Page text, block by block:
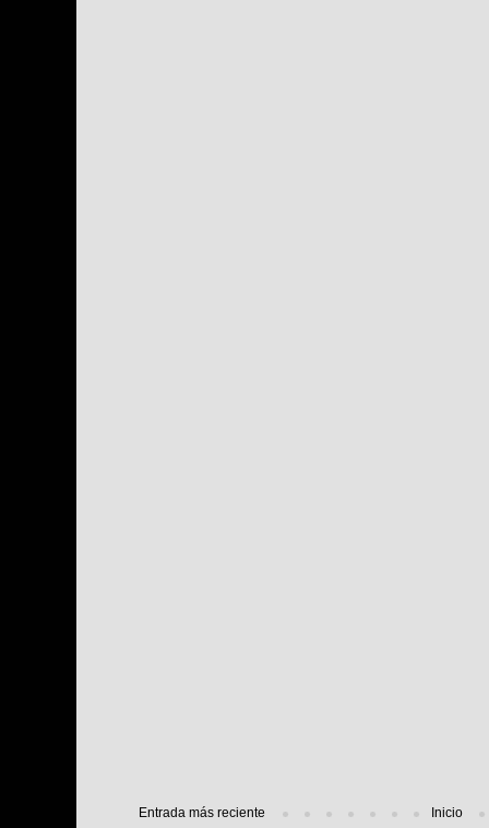
Entrada más reciente Inicio